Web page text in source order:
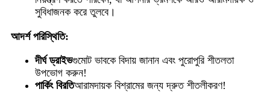
সুবিধাজনক করে তুলবে।
আদর্শ পরিস্থিতি:
দীর্ঘ ড্রাইভগুমোট ভাবকে বিদায় জানান এবং পুরোপুরি শীতলতা
উপভোগ করুন!
পার্কিং বিরতিআরামদায়ক বিশ্রামের জন্য দ্রুত শীতলীকরণ!